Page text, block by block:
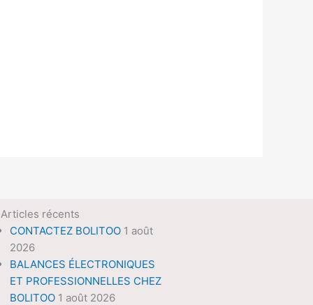
récents
CONTACTEZ BOLITOO 1 août
2026
BALANCES ÉLECTRONIQUES
ET PROFESSIONNELLES CHEZ
BOLITOO 1 août 2026